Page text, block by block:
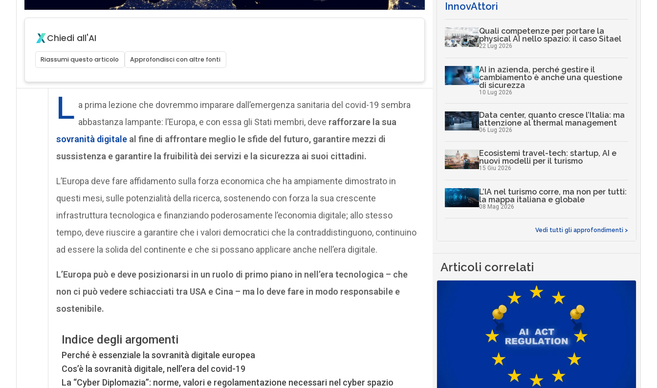
Chiedi all'AI
Riassumi questo articolo Approfondisci con altre fonti
L a prima lezione che dovremmo imparare dall’emergenza sanitaria del covid-19 sembra
abbastanza lampante: l’Europa, e con essa gli Stati membri, deve rafforzare la sua
sovranità digitaleal fine di affrontare meglio le sfide del futuro, garantire mezzi di
sussistenza e garantire la fruibilità dei servizi e la sicurezza ai suoi cittadini.
L’Europa deve fare affidamento sulla forza economica che ha ampiamente dimostrato in
questi mesi, sulle potenzialità della ricerca, sostenendo con forza la sua crescente
infrastruttura tecnologica e finanziando poderosamente l’economia digitale; allo stesso
tempo, deve riuscire a garantire che i valori democratici che la contraddistinguono, continuino
ad essere la solida del continente e che si possano applicare anche nell’era digitale.
L’Europa può e deve posizionarsi in un ruolo di primo piano in nell’era tecnologica – che
non ci può vedere schiacciati tra USA e Cina – ma lo deve fare in modo responsabile e
sostenibile.
Indice degli argomenti
Perché è essenziale la sovranità digitale europea
Cos’è la sovranità digitale, nell’era del covid-19
La “Cyber Diplomazia”: norme, valori e regolamentazione necessari nel cyber spazio
InnovAttori
Quali competenze per portare la
physical AI nello spazio: il caso Sitael
22 Lug 2026
AI in azienda, perché gestire il
cambiamento è anche una questione
di sicurezza
10 Lug 2026
Data center, quanto cresce l’Italia: ma
attenzione al thermal management
06 Lug 2026
Ecosistemi travel-tech: startup, AI e
nuovi modelli per il turismo
15 Giu 2026
L’IA nel turismo corre, ma non per tutti:
la mappa italiana e globale
08 Mag 2026
Vedi tutti gli approfondimenti >
Articoli correlati